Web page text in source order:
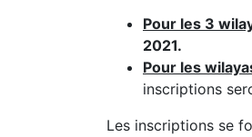
Pour les 3
2021.
Pour les
inscriptions
Les inscriptions se